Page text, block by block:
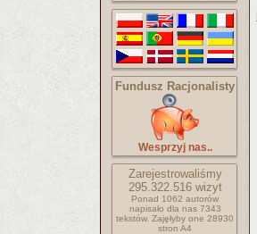
Fundusz Racjonalisty
Wesprzyj nas..
Zarejestrowaliśmy
295.322.516wizyt
Ponad 1062 autorów
napisało dla nas 7343
tekstów. Zajęłyby one 28930
stron A4